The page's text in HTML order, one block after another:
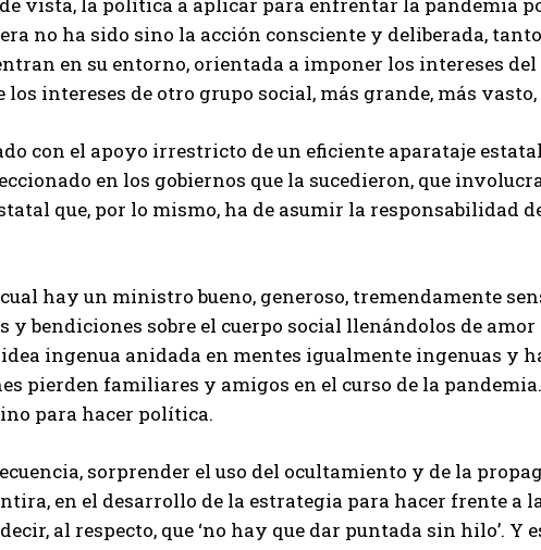
no ha sido sino la acción consciente y deliberada,
en su entorno, orientada a imponer los intereses
los intereses de otro grupo social, más grande, más
con el apoyo irrestricto de un eficiente aparataje
en los gobiernos que la sucedieron, que
que, por lo mismo, ha de asumir la responsabilidad
hay un ministro bueno, generoso, tremendamente
y bendiciones sobre el cuerpo social llenándolos de
ingenua anidada en mentes igualmente ingenuas y
pierden familiares y amigos en el curso de la
para hacer política.
sorprender el uso del ocultamiento y de la
en el desarrollo de la estrategia para hacer frente a
al respecto, que ‘no hay que dar puntada sin hilo’. Y